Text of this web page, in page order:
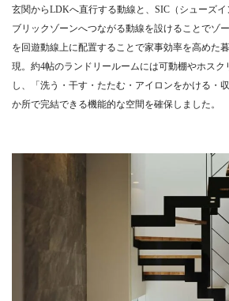
玄関からLDKへ直行する動線と、SIC（シューズ
ブリックゾーンへつながる動線を設けることでゾ
を回遊動線上に配置することで家事効率を高めた
現。約4帖のランドリールームには可動棚やホス
し、「洗う・干す・たたむ・アイロンをかける・
か所で完結できる機能的な空間を確保しました。